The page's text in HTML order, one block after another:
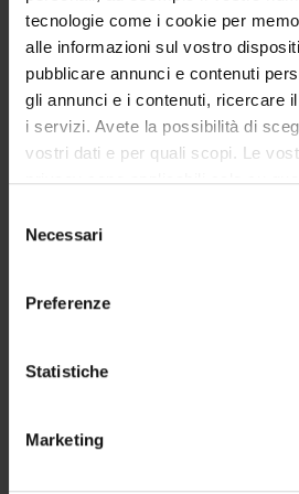
tecnologie come i cookie per
alle informazioni sul vostro
pubblicare annunci e contenuti
gli annunci e i contenuti, ricercare
i servizi. Avete la possibilità di
vostri dati e per quali scopi. Le
privacy sono applicabili solo su
modificare o revocare il proprio
momento dalla Dichiarazione sui
raccogliere informazioni
geografica, con
Identificare il tuo
delNecessari
Preferenze
Statistiche
Marketing
September 11, 2023
STUDYING
COURSES
PHD PROGRAMMES AND
Contacts
Places